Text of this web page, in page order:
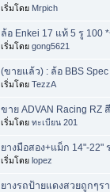
เริ่มโดย Mrpich
ล้อ Enkei 17 แท้ 5 รู 100
เริ่มโดย gong5621
(ขายแล้ว) : ล้อ BBS Spec
เริ่มโดย TezzA
ขาย ADVAN Racing RZ
เริ่มโดย ทะเบียน 201
ยางมือสอง+แม็ก 14"-22"
เริ่มโดย lopez
ยางรถป้ายแดงสวยถูกๆร